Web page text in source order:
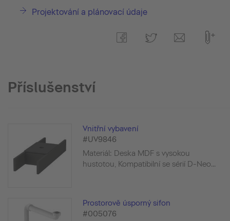
Projektování a plánovací údaje
Příslušenství
Vnitřní vybavení
#UV9846
Materiál: Deska MDF s vysokou
hustotou, Kompatibilní se sérií D-Neo...
Prostorově úsporný sifon
#005076